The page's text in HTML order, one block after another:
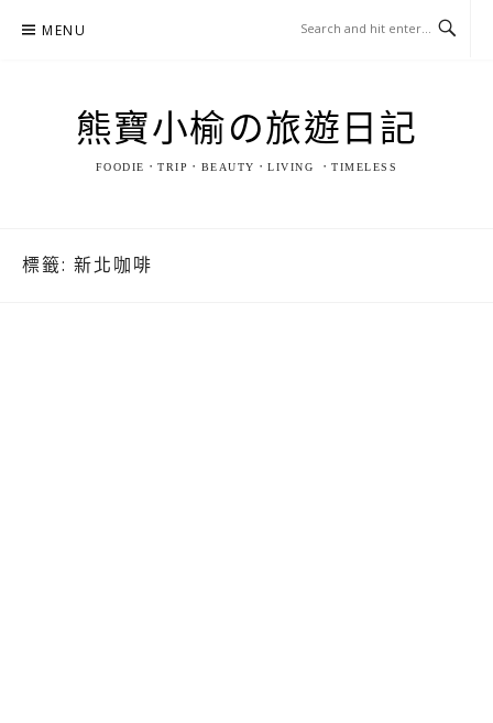
MENU
熊寶小榆の旅遊日記
FOODIE．TRIP．BEAUTY．LIVING ．TIMELESS
標籤: 新北咖啡